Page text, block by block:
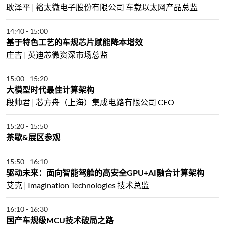
耿泽平 | 裕太微电子股份有限公司 车载以太网产品总监
14:40- 15:00
基于特色工艺的车规芯片赋能降本增效
庄吉 | 英迪芯微资深市场总监
15:00- 15:20
大模型时代最佳计算架构
段帅君 | 芯方舟（上海）集成电路有限公司 CEO
15:20- 15:50
茶歇&展区参观
15:50- 16:10
驱动未来：面向智能驾舱的高安全GPU+AI融合计算架构
艾克 | Imagination Technologies 技术总监
16:10- 16:30
国产车规级MCU技术破局之路